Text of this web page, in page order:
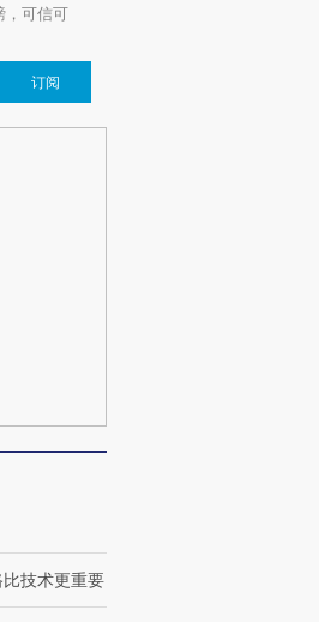
，可信可
订阅
技术更重要